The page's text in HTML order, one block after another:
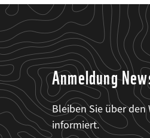
Anmeldung
Bleiben Sie über den
informiert.